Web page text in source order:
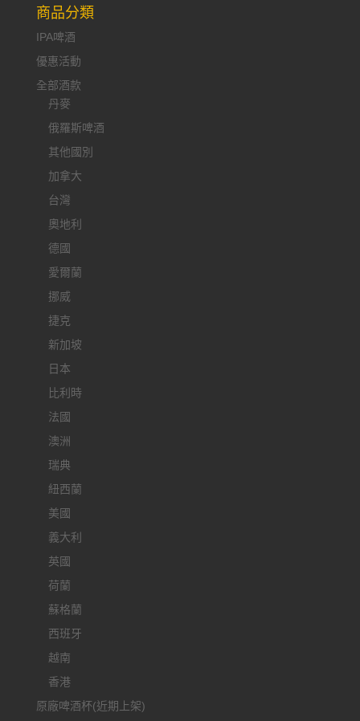
商品分類
IPA啤酒
優惠活動
全部酒款
丹麥
俄羅斯啤酒
其他國別
加拿大
台灣
奧地利
德國
愛爾蘭
挪威
捷克
新加坡
日本
比利時
法國
澳洲
瑞典
紐西蘭
美國
義大利
英國
荷蘭
蘇格蘭
西班牙
越南
香港
原廠啤酒杯(近期上架)